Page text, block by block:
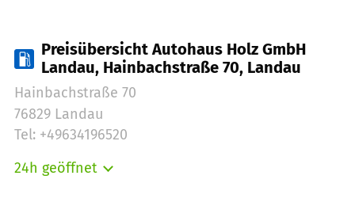
Preisübersicht Autohaus Holz GmbH
Landau, Hainbachstraße 70, Landau
Hainbachstraße 70
76829 Landau
Tel: +49634196520
24h geöffnet